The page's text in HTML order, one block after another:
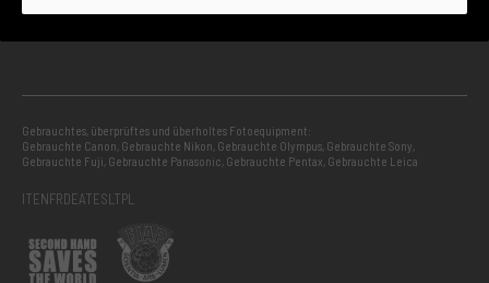
Gebrauchtes, überprüftes und überholtes Fotoequipment:
Gebrauchte Canon, Gebrauchte Nikon, Gebrauchte Olympus, Gebrauchte Sony,
Gebrauchte Fuji, Gebrauchte Panasonic, Gebrauchte Pentax, Gebrauchte Leica
ITENFRDEATESLTPL